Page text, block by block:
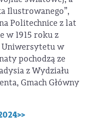
Ilustrowanego”,
Politechnice z lat
w 1915 roku z
w
pochodzą ze
z Wydziału
Gmach Główny